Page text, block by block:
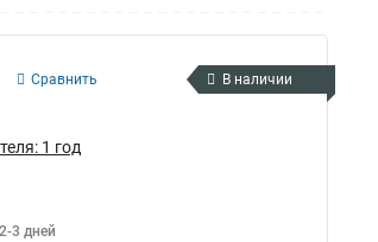
Сравнить В наличии
1 год
2-3 дней